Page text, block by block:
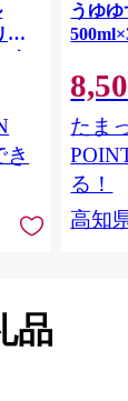
ー
キ
ー
味
サ
気
大
うゆ
たま
る！
高知
品